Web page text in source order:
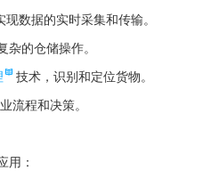
数据的实时采集和传输。
的仓储操作。
技术，识别和定位货物。
流程和决策。
用：